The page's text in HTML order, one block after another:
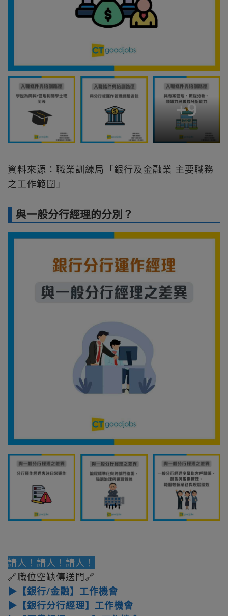
+9
資料來源：職業訓練局「銀行及金融業 主要職務
之工作範圍」
與一般分行經理的分別？
請人！請人！請人！
🔗職位空缺傳送門🔗
▶【銀行/金融】工作機會
▶【銀行分行經理】工作機會